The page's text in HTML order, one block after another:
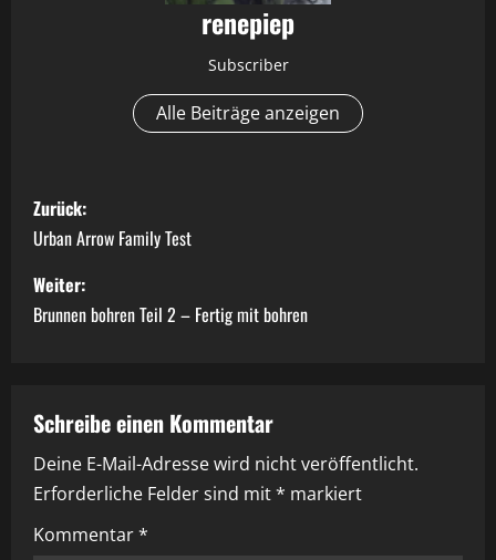
renepiep
Subscriber
Alle Beiträge anzeigen
B
e
i
t
a
g
s
Zurück:
Urban Arrow Family Test
Weiter:
Brunnen bohren Teil 2 – Fertig mit bohren
Schreibe einen Kommentar
Deine E-Mail-Adresse wird nicht veröffentlicht.
Erforderliche Felder sind mit* markiert
Kommentar*